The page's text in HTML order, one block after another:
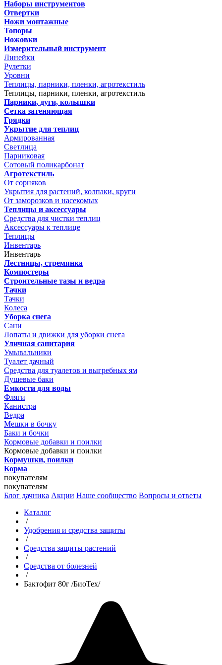
Наборы инструментов
Отвертки
Ножи монтажные
Топоры
Ножовки
Измерительный инструмент
Линейки
Рулетки
Уровни
Теплицы, парники, пленки, агротекстиль
Теплицы, парники, пленки, агротекстиль
Парники, дуги, колышки
Сетка затеняющая
Грядки
Укрытие для теплиц
Армированная
Светлица
Парниковая
Сотовый поликарбонат
Агротекстиль
От сорняков
Укрытия для растений, колпаки, круги
От заморозков и насекомых
Теплицы и аксессуары
Средства для чистки теплиц
Аксессуары к теплице
Теплицы
Инвентарь
Инвентарь
Лестницы, стремянка
Компостеры
Строительные тазы и ведра
Тачки
Тачки
Колеса
Уборка снега
Сани
Лопаты и движки для уборки снега
Уличная санитария
Умывальники
Туалет дачный
Средства для туалетов и выгребных ям
Душевые баки
Емкости для воды
Фляги
Канистра
Ведра
Мешки в бочку
Баки и бочки
Кормовые добавки и поилки
Кормовые добавки и поилки
Кормушки, поилки
Корма
покупателям
покупателям
Блог дачника Акции Наше сообщество Вопросы и ответы
Каталог
/
Удобрения и средства защиты
/
Средства защиты растений
/
Средства от болезней
/
Бактофит 80г /БиоТех/